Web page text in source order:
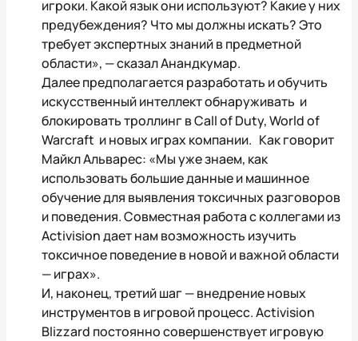
игроки. Какой язык они используют? Какие у них
предубеждения? Что мы должны искать? Это
требует экспертных знаний в предметной
области», — сказал Анандкумар.
Далее предполагается разработать и обучить
искусственный интеллект обнаруживать и
блокировать троллинг в Call of Duty, World of
Warcraft и новых играх компании. Как говорит
Майкл Альварес: «Мы уже знаем, как
использовать большие данные и машинное
обучение для выявления токсичных разговоров
и поведения. Совместная работа с коллегами из
Activision дает нам возможность изучить
токсичное поведение в новой и важной области
— играх».
И, наконец, третий шаг — внедрение новых
инструментов в игровой процесс. Activision
Blizzard постоянно совершенствует игровую